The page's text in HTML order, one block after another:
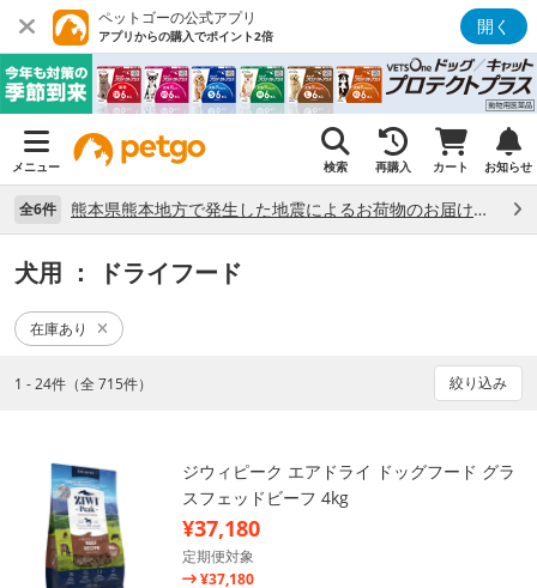
ペットゴーの公式アプリ
アプリからの購入でポイント2倍 開く
メニュー 検索 再購入 カート お知らせ
全6件 熊本県熊本地方で発生した地震によるお荷物のお届け状況について （7/28）
犬用 ： ドライフード
在庫あり
1 - 24件（全 715件） 絞り込み
ジウィピーク エアドライ ドッグフード グラ
スフェッドビーフ 4kg
¥37,180
定期便対象
¥37,180